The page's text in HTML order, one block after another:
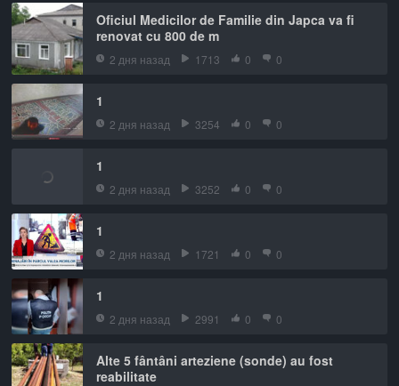
Oficiul Medicilor de Familie din Japca va fi
renovat cu 800 de m
2 дня назад 1713 0 0
1
2 дня назад 3254 0 0
1
2 дня назад 3252 0 0
1
2 дня назад 1721 0 0
1
2 дня назад 2991 0 0
Alte 5 fântâni arteziene (sonde) au fost
reabilitate